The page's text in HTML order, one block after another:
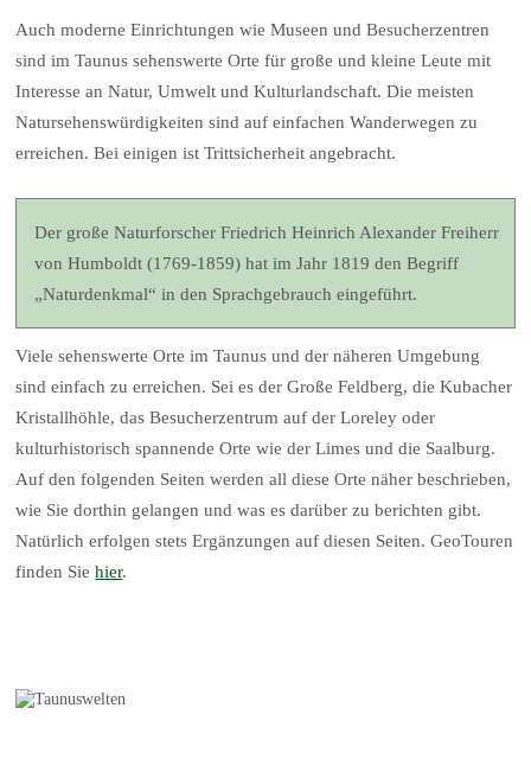
Auch moderne Einrichtungen wie Museen und Besucherzentren
sind im Taunus sehenswerte Orte für große und kleine Leute mit
Interesse an Natur, Umwelt und Kulturlandschaft. Die meisten
Natursehenswürdigkeiten sind auf einfachen Wanderwegen zu
erreichen. Bei einigen ist Trittsicherheit angebracht.
Der große Naturforscher Friedrich Heinrich Alexander Freiherr
von Humboldt (1769-1859) hat im Jahr 1819 den Begriff
„Naturdenkmal“ in den Sprachgebrauch eingeführt.
Viele sehenswerte Orte im Taunus und der näheren Umgebung
sind einfach zu erreichen. Sei es der Große Feldberg, die Kubacher
Kristallhöhle, das Besucherzentrum auf der Loreley oder
kulturhistorisch spannende Orte wie der Limes und die Saalburg.
Auf den folgenden Seiten werden all diese Orte näher beschrieben,
wie Sie dorthin gelangen und was es darüber zu berichten gibt.
Natürlich erfolgen stets Ergänzungen auf diesen Seiten. GeoTouren
finden Siehier.